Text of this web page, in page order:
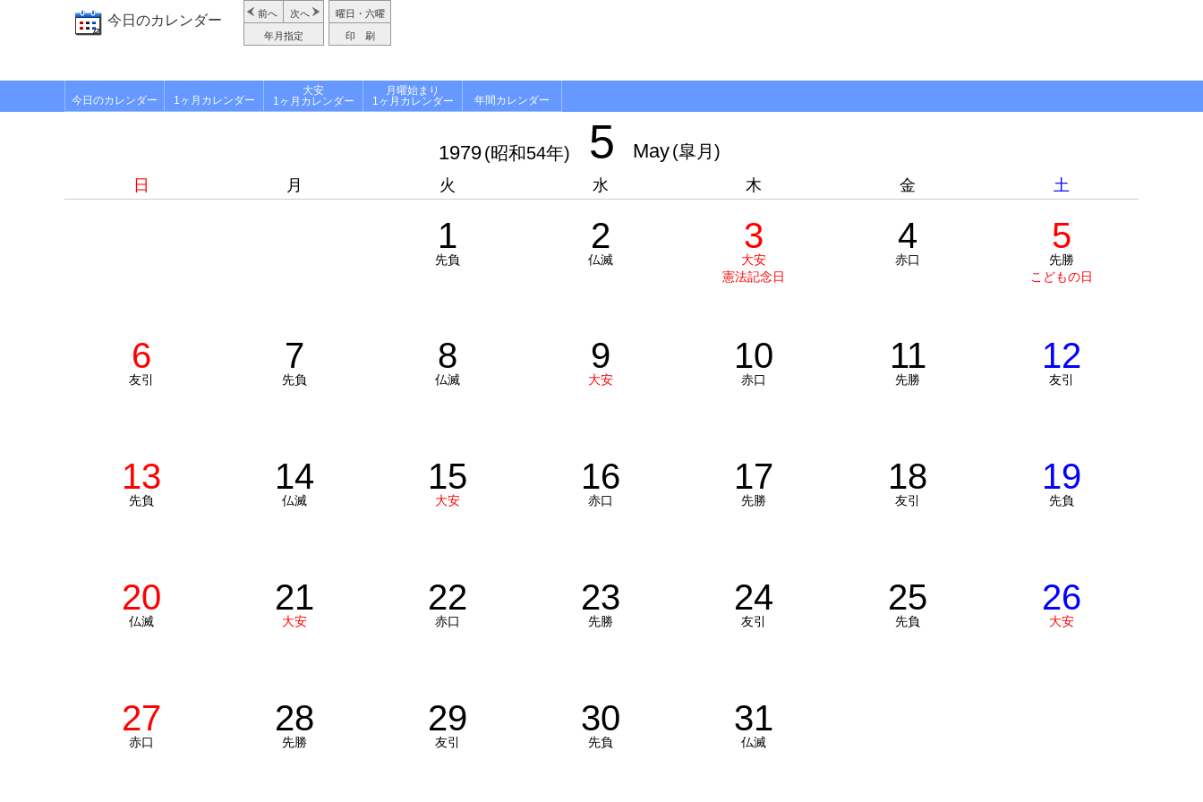
今日のカレンダー 前へ 次へ
年月指定
曜日・六曜
印 刷
今日のカレンダー 1ヶ月カレンダー
大安
1ヶ月カレンダー
月曜始まり
1ヶ月カレンダー
年間カレンダー
1979(昭和54年) 5 May(皐月)
日 月 火 水 木 金 土
1
先負
2
仏滅
3
大安
憲法記念日
4
赤口
5
先勝
こどもの日
6
友引
7
先負
8
仏滅
9
大安
10
赤口
11
先勝
12
友引
13
先負
14
仏滅
15
大安
16
赤口
17
先勝
18
友引
19
先負
20
仏滅
21
大安
22
赤口
23
先勝
24
友引
25
先負
26
大安
27
赤口
28
先勝
29
友引
30
先負
31
仏滅